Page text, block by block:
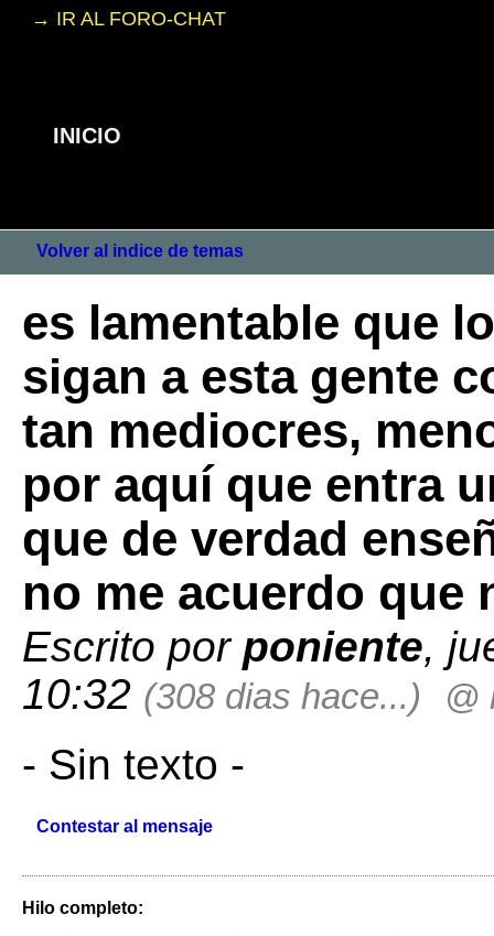
→ IR AL FORO-CHAT
INICIO
Volver al indice de temas
es lamentable que
sigan a esta gente
tan mediocres,
por aquí que entra
que de verdad
no me acuerdo que
Escrito por poniente,
10:32 (308 dias hace...) @
- Sin texto -
Contestar al mensaje
Hilo completo: